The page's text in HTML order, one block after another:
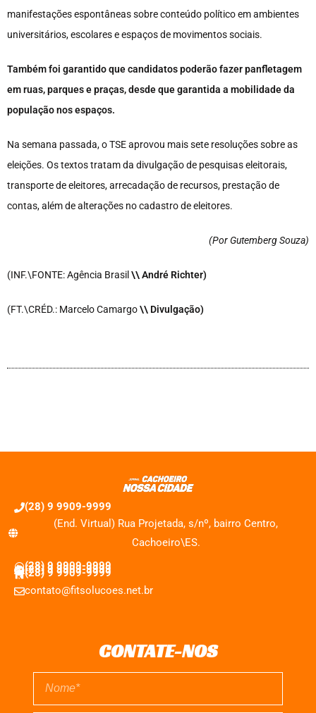
manifestações espontâneas sobre conteúdo político em ambientes
universitários, escolares e espaços de movimentos sociais.
Também foi garantido que candidatos poderão fazer panfletagem
em ruas, parques e praças, desde que garantida a mobilidade da
população nos espaços.
Na semana passada, o TSE aprovou mais sete resoluções sobre as
eleições. Os textos tratam da divulgação de pesquisas eleitorais,
transporte de eleitores, arrecadação de recursos, prestação de
contas, além de alterações no cadastro de eleitores.
(Por Gutemberg Souza)
(INF.\FONTE: Agência Brasil \\ André Richter)
(FT.\CRÉD.: Marcelo Camargo\\ Divulgação)
(28) 9 9909-9999
(End. Virtual) Rua Projetada, s/nº, bairro Centro,
Cachoeiro\ES.
(28) 9 9909-9999
(28) 9 9909-9999
(28) 9 9909-9999
contato@fitsolucoes.net.br
CONTATE-NOS